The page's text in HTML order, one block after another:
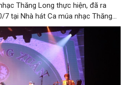
Thăng Long thực hiện, đã ra
tại Nhà hát Ca múa nhạc Thăng
Văn Can, phường Hoàn Kiếm).